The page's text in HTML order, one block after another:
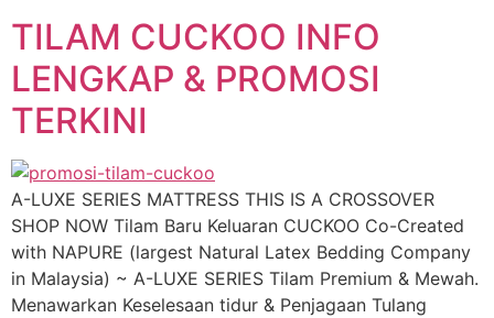
TILAM CUCKOO INFO
LENGKAP & PROMOSI
TERKINI
A-LUXE SERIES MATTRESS THIS IS A CROSSOVER
SHOP NOW Tilam Baru Keluaran CUCKOO Co-Created
with NAPURE (largest Natural Latex Bedding Company
in Malaysia) ~ A-LUXE SERIES Tilam Premium & Mewah.
Menawarkan Keselesaan tidur & Penjagaan Tulang